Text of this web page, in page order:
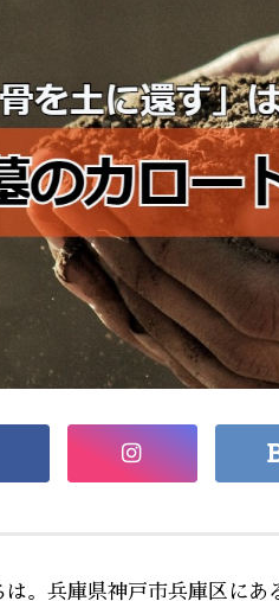
は。兵庫県神戸市兵庫区にあ